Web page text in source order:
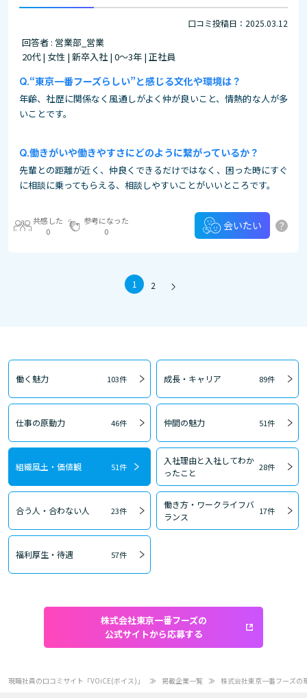
口コミ投稿日：2025.03.12
回答者 : 営業部_営業
20代 | 女性 | 新卒入社 | 0～3年 | 正社員
“東京一番フーズらしい”と感じる文化や環境は？
年齢、社歴に関係なく風通しがよく仲が良いこと、情熱的な人が多
いことです。
働きがいや働きやすさにどのように繋がっているか？
先輩との距離が近く、仲良くできるだけではなく、困った時にすぐ
に相談に乗ってもらえる、相談しやすいことがいいところです。
共感した
0
参考になった
0
会いたい ?
1 2
働く魅力 103件 成長・キャリア 89件
仕事の原動力 46件 仲間の魅力 51件
組織風土・価値観 51件
入社理由と入社してわか
ったこと
28件
合う人・合わない人 23件
働き方・ワークライフバ
ランス
17件
福利厚生・待遇 57件
株式会社東京一番フーズの
公式サイトから応募する
現職社員の口コミサイト「VOiCE(ボイス)」 掲載企業一覧 株式会社東京一番フーズの